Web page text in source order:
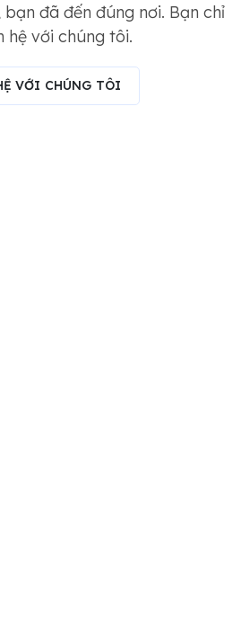
đã đến đúng nơi. Bạn chỉ
hệ với chúng tôi.
VỚI CHÚNG TÔI